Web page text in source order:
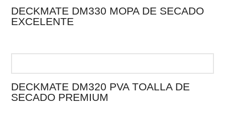
DECKMATE DM330 MOPA DE SECADO
EXCELENTE
DECKMATE DM320 PVA TOALLA DE
SECADO PREMIUM